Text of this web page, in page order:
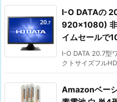
I-O DATAの
920×1080) 非
イムセールで
I-O DATA 20.7型
クトサイズフル
Amazonベー